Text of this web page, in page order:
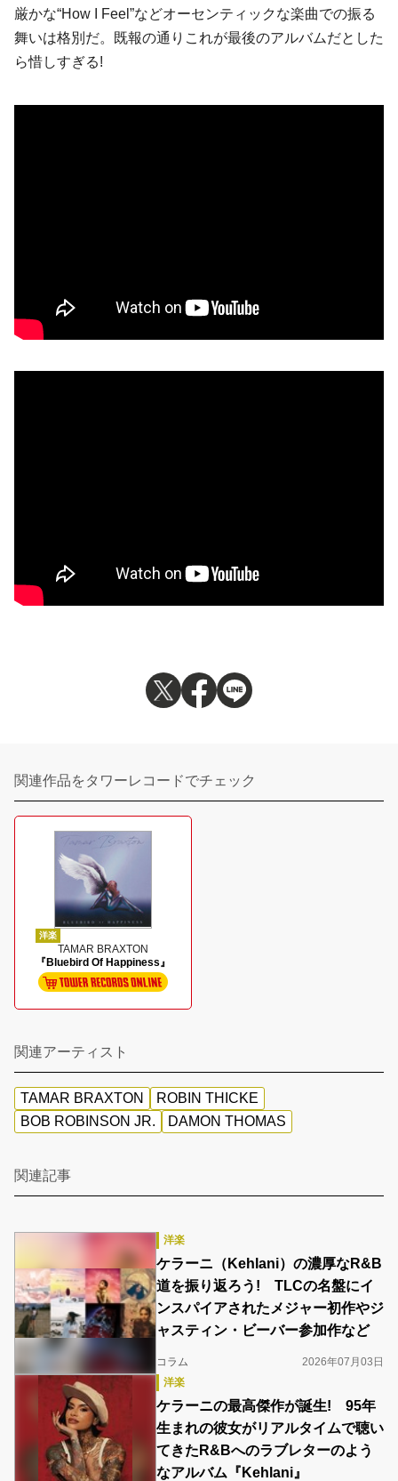
厳かな“How I Feel”などオーセンティックな楽曲での振る
舞いは格別だ。既報の通りこれが最後のアルバムだとした
ら惜しすぎる!
関連作品をタワーレコードでチェック
洋楽
TAMAR BRAXTON
『Bluebird Of Happiness』
関連アーティスト
TAMAR BRAXTON
ROBIN THICKE
BOB ROBINSON JR.
DAMON THOMAS
関連記事
洋楽
ケラーニ（Kehlani）の濃厚なR&B
道を振り返ろう! TLCの名盤にイ
ンスパイアされたメジャー初作やジ
ャスティン・ビーバー参加作など
コラム
2026年07月03日
洋楽
ケラーニの最高傑作が誕生! 95年
生まれの彼女がリアルタイムで聴い
てきたR&Bへのラブレターのよう
なアルバム『Kehlani』